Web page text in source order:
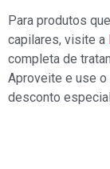
Para produtos
capilares, visite a
completa de
Aproveite e use o
desconto